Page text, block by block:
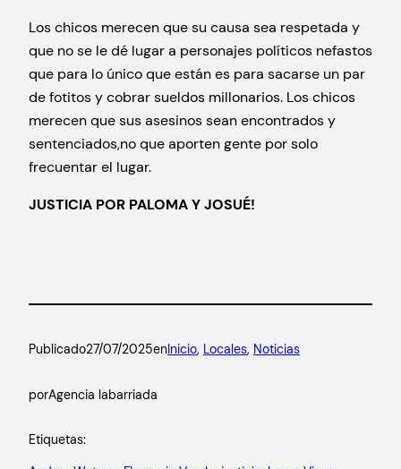
Los chicos merecen que su causa sea respetada y
que no se le dé lugar a personajes políticos nefastos
que para lo único que están es para sacarse un par
de fotitos y cobrar sueldos millonarios. Los chicos
merecen que sus asesinos sean encontrados y
sentenciados,no que aporten gente por solo
frecuentar el lugar.
JUSTICIA POR PALOMA Y JOSUÉ!
Publicado27/07/2025enInicio, Locales, Noticias
porAgencia labarriada
Etiquetas: